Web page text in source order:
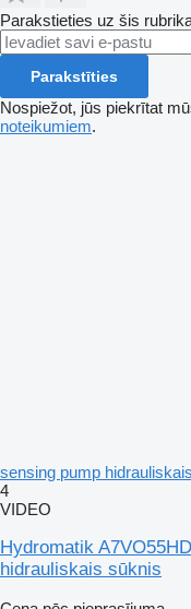
Parakstieties uz šis
Parakstīties
Nospiežot, jūs piekrītat
noteikumiem.
sensing pump
4
VIDEO
Hydromatik
hidrauliskais sūknis